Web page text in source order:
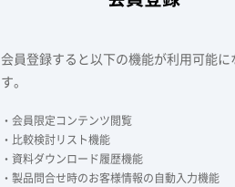
会員登録すると以下の機能が利用可能に
す。
・会員限定コンテンツ閲覧
・比較検討リスト機能
・資料ダウンロード履歴機能
・製品問合せ時のお客様情報の自動入力機能